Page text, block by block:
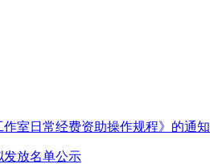
室日常经费资助操作规程》的通知
发放名单公示